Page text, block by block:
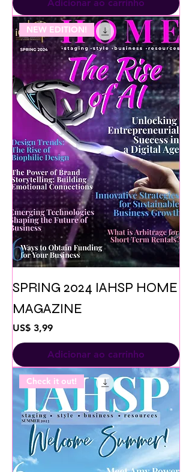
Adicionar ao carrinho
NEW EDITION!
SPRING 2024 IAHSP HOME
MAGAZINE
Preço
US$ 3,99
Adicionar ao carrinho
Check it out!